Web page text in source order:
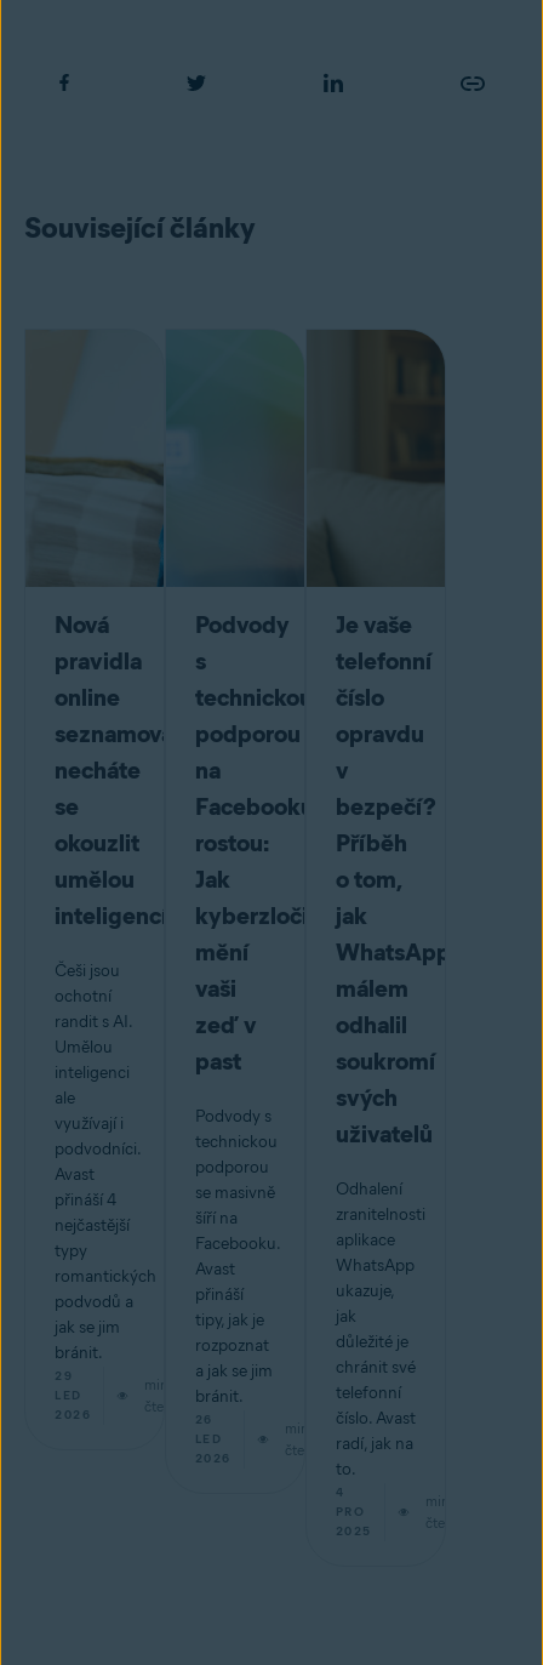
Související články
Nová
pravidla
online
seznamování:
necháte
se
okouzlit
umělou
inteligencí?
Češi jsou
ochotní
randit s AI.
Umělou
inteligenci
ale
využívají i
podvodníci.
Avast
přináší 4
nejčastější
typy
romantických
podvodů a
jak se jim
bránit.
29
LED
2026
min
čtení
Podvody
s
technickou
podporou
na
Facebooku
rostou:
Jak
kyberzločinci
mění
vaši
zeď v
past
Podvody s
technickou
podporou
se masivně
šíří na
Facebooku.
Avast
přináší
tipy, jak je
rozpoznat
a jak se jim
bránit.
26
LED
2026
min
čtení
Je vaše
telefonní
číslo
opravdu
v
bezpečí?
Příběh
o tom,
jak
WhatsApp
málem
odhalil
soukromí
svých
uživatelů
Odhalení
zranitelnosti
aplikace
WhatsApp
ukazuje,
jak
důležité je
chránit své
telefonní
číslo. Avast
radí, jak na
to.
4
PRO
2025
min
čtení